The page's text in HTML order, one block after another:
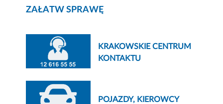
ZAŁATW SPRAWĘ
KRAKOWSKIE CENTRUM
KONTAKTU
POJAZDY, KIEROWCY